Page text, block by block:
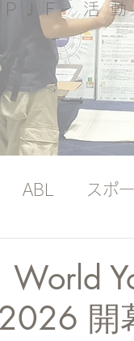
PJF ​活動
ABL スポ
開